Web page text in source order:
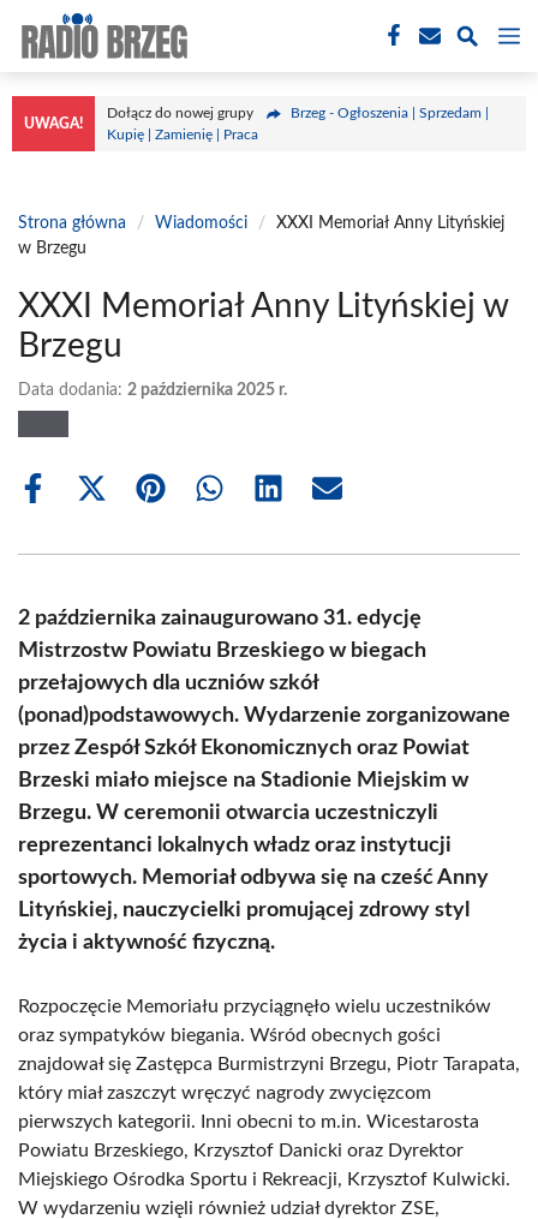
treści
UWAGA!
Dołącz do nowej grupy
Brzeg - Ogłoszenia | Sprzedam |
Kupię | Zamienię | Praca
Strona główna / Wiadomości /
XXXI Memoriał Anny Lityńskiej
w Brzegu
XXXI Memoriał Anny Lityńskiej w
Brzegu
Data dodania: 2 października 2025 r.
Share
Share
(Twitter)
Share Share Share Share
2 października zainaugurowano 31. edycję
Mistrzostw Powiatu Brzeskiego w biegach
przełajowych dla uczniów szkół
(ponad)podstawowych. Wydarzenie zorganizowane
przez Zespół Szkół Ekonomicznych oraz Powiat
Brzeski miało miejsce na Stadionie Miejskim w
Brzegu. W ceremonii otwarcia uczestniczyli
reprezentanci lokalnych władz oraz instytucji
sportowych. Memoriał odbywa się na cześć Anny
Lityńskiej, nauczycielki promującej zdrowy styl
życia i aktywność fizyczną.
Rozpoczęcie Memoriału przyciągnęło wielu uczestników
oraz sympatyków biegania. Wśród obecnych gości
znajdował się Zastępca Burmistrzyni Brzegu, Piotr Tarapata,
który miał zaszczyt wręczyć nagrody zwycięzcom
pierwszych kategorii. Inni obecni to m.in. Wicestarosta
Powiatu Brzeskiego, Krzysztof Danicki oraz Dyrektor
Miejskiego Ośrodka Sportu i Rekreacji, Krzysztof Kulwicki.
W wydarzeniu wzięli również udział dyrektor ZSE,